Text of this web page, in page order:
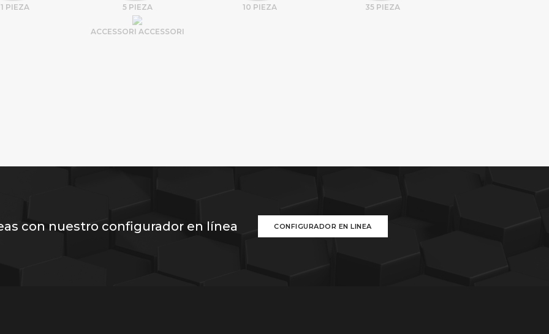
1 PIEZA 5 PIEZA 10 PIEZA 35 PIEZA
ACCESSORI ACCESSORI
con nuestro configurador en línea CONFIGURADOR EN LINEA